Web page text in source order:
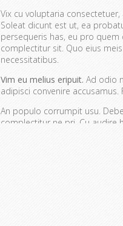
Vix cu voluptaria
Soleat dicunt est ut, ea
persequeris has, eu pro
complectitur sit. Quo eius
necessitatibus.
Vim eu melius eripuit. Ad odio
adipisci convenire accusamus.
An populo corrumpit usu.
complectitur ne pri. Cu audire
Sit errem admodum